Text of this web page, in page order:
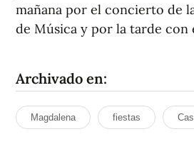
mañana por el concierto de
de Música y por la tarde con
Archivado en:
Magdalena fiestas